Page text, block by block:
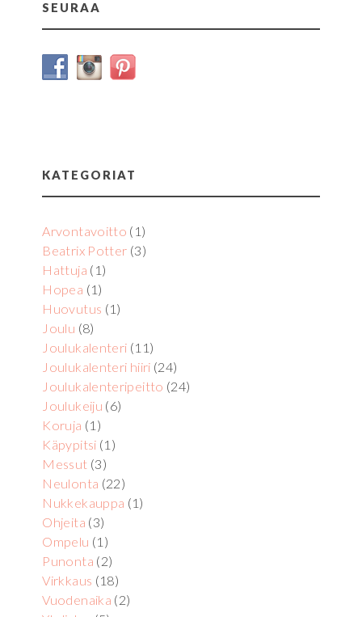
SEURAA
KATEGORIAT
Arvontavoitto (1)
Beatrix Potter (3)
Hattuja (1)
Hopea (1)
Huovutus (1)
Joulu (8)
Joulukalenteri (11)
Joulukalenteri hiiri (24)
Joulukalenteripeitto (24)
Joulukeiju (6)
Koruja (1)
Käpypitsi (1)
Messut (3)
Neulonta (22)
Nukkekauppa (1)
Ohjeita (3)
Ompelu (1)
Punonta (2)
Virkkaus (18)
Vuodenaika (2)